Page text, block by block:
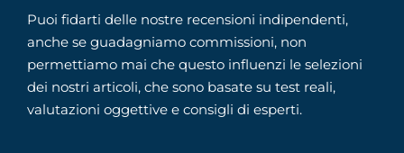
Puoi fidarti delle nostre recensioni indipendenti,
anche se guadagniamo commissioni, non
permettiamo mai che questo influenzi le selezioni
dei nostri articoli, che sono basate su test reali,
valutazioni oggettive e consigli di esperti.